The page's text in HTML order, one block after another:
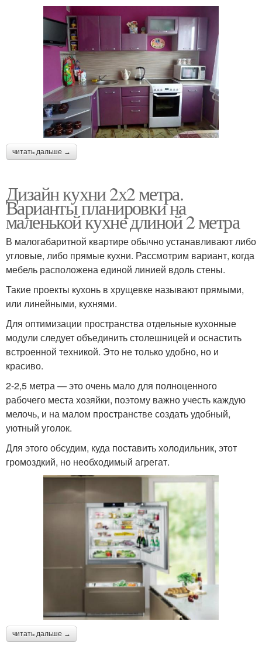
читать дальше →
Дизайн кухни 2х2 метра.
Варианты планировки на
маленькой кухне длиной 2 метра
В малогабаритной квартире обычно устанавливают либо
угловые, либо прямые кухни. Рассмотрим вариант, когда
мебель расположена единой линией вдоль стены.
Такие проекты кухонь в хрущевке называют прямыми,
или линейными, кухнями.
Для оптимизации пространства отдельные кухонные
модули следует объединить столешницей и оснастить
встроенной техникой. Это не только удобно, но и
красиво.
2-2,5 метра — это очень мало для полноценного
рабочего места хозяйки, поэтому важно учесть каждую
мелочь, и на малом пространстве создать удобный,
уютный уголок.
Для этого обсудим, куда поставить холодильник, этот
громоздкий, но необходимый агрегат.
читать дальше →